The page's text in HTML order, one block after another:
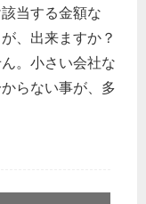
当する金額な
、出来ますか？
。小さい会社な
らない事が、多